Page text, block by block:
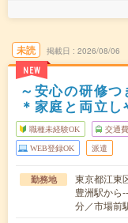
未読
NEW
掲載日 2026/08/06
～安心の研修
＊家庭と両立し
職種未経験OK 交通
WEB登録OK 派遣
勤務地
東京都江東
豊洲駅から
分／市場前